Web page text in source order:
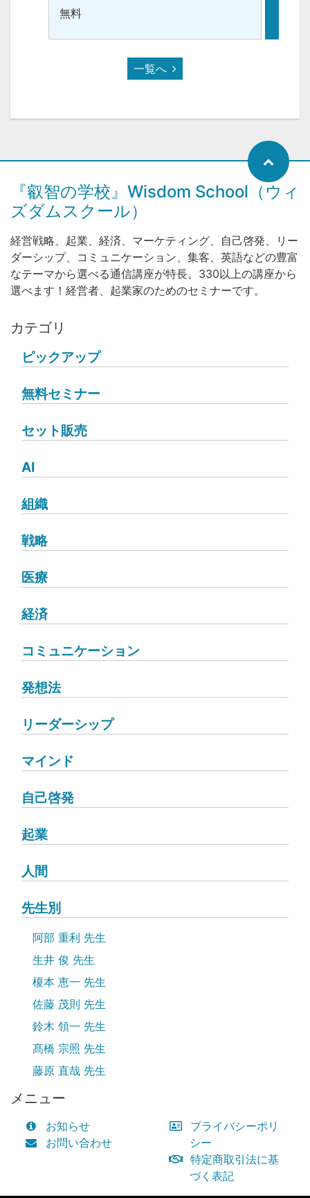
無料
一覧へ
『叡智の学校』Wisdom School（ウィ
ズダムスクール）
経営戦略、起業、経済、マーケティング、自己啓発、リー
ダーシップ、コミュニケーション、集客、英語などの豊富
なテーマから選べる通信講座が特長。330以上の講座から
選べます！経営者、起業家のためのセミナーです。
カテゴリ
ピックアップ
無料セミナー
セット販売
AI
組織
戦略
医療
経済
コミュニケーション
発想法
リーダーシップ
マインド
自己啓発
起業
人間
先生別
阿部 重利 先生
生井 俊 先生
榎本 恵一 先生
佐藤 茂則 先生
鈴木 領一 先生
髙橋 宗照 先生
藤原 直哉 先生
メニュー
お知らせ
お問い合わせ
プライバシーポリ
シー
特定商取引法に基
づく表記